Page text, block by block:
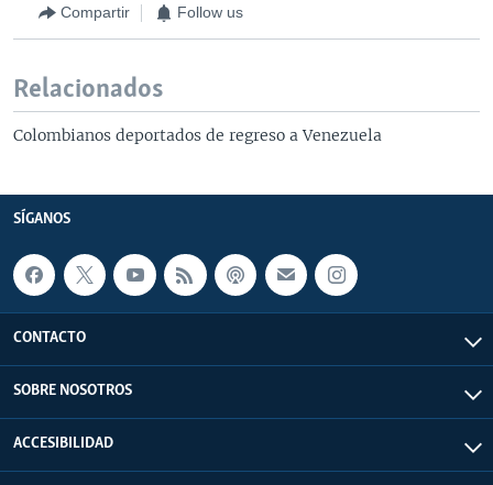
Compartir Follow us
Relacionados
Colombianos deportados de regreso a Venezuela
SÍGANOS
CONTACTO
SOBRE NOSOTROS
ACCESIBILIDAD